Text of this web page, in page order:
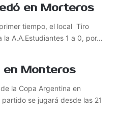
en Morteros
tiempo, el local Tiro
la A.A.Estudiantes 1 a 0, por…
en Monteros
la Copa Argentina en
se jugará desde las 21